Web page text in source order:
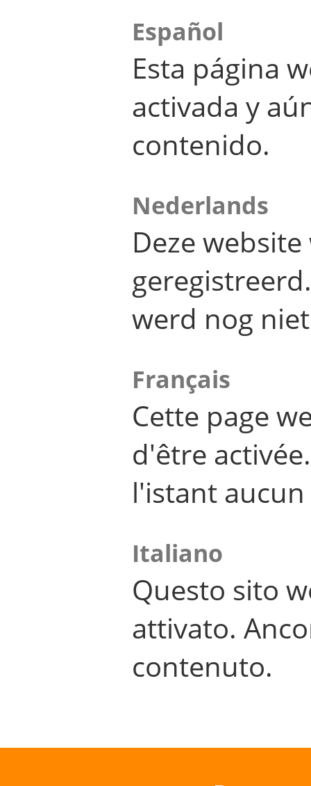
Español
Esta página
activada y
contenido.
Nederlands
Deze
werd nog
Français
Cette page
d'être
l'istant
Italiano
Questo sito
attivato.
contenuto.